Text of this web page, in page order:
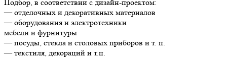
Подбор, в соответствии с дизайн-проектом:
— отделочных и декоративных материалов
— оборудования и электротехники
мебели и фурнитуры
— посуды, стекла и столовых приборов и т. п.
— текстиля, декораций и т.п.